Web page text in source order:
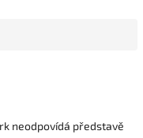
neodpovídá představě